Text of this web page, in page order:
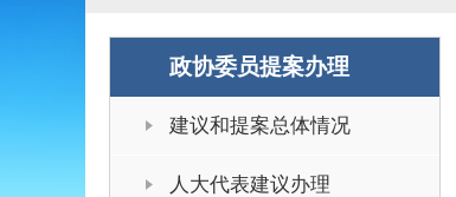
政协委员提案办理
建议和提案总体情况
人大代表建议办理